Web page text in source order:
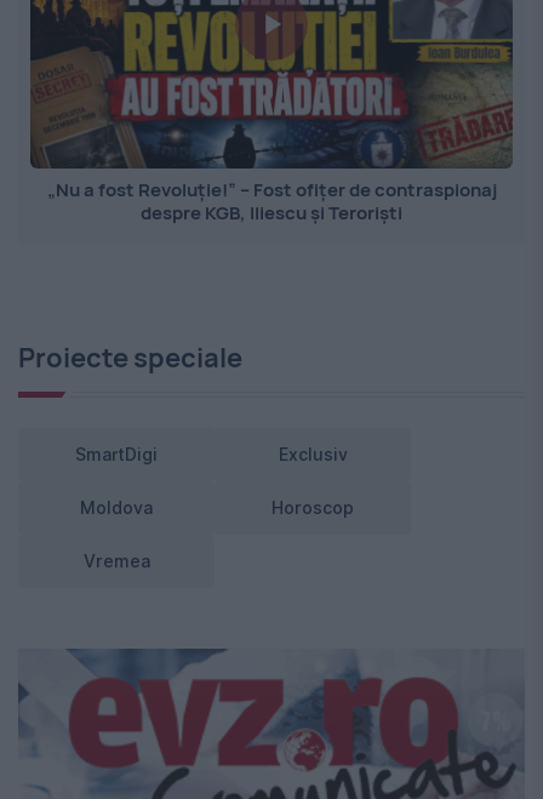
„Nu a fost Revoluție!” – Fost ofițer de contraspionaj
despre KGB, Iliescu și Teroriști
Proiecte speciale
SmartDigi Exclusiv
Moldova Horoscop
Vremea